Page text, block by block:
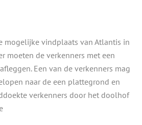
mogelijke vindplaats van Atlantis in
moeten de verkenners met een
Een van de verkenners mag
naar de een plattegrond en
verkenners door het doolhof